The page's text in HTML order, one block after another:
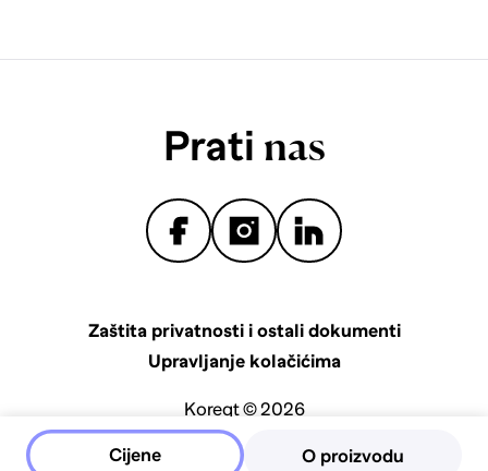
Cijene
Prati nas
Zaštita privatnosti i ostali dokumenti
Upravljanje kolačićima
Koreqt © 2026